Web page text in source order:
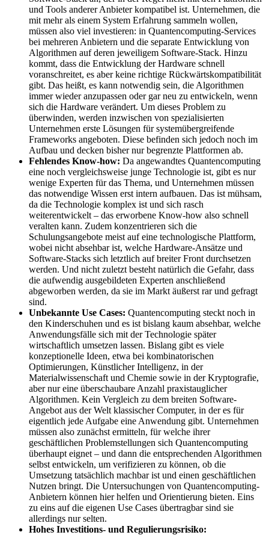
und Tools anderer Anbieter kompatibel ist. Unternehmen, die
mit mehr als einem System Erfahrung sammeln wollen,
müssen also viel investieren: in Quantencomputing-Services
bei mehreren Anbietern und die separate Entwicklung von
Algorithmen auf deren jeweiligem Software-Stack. Hinzu
kommt, dass die Entwicklung der Hardware schnell
voranschreitet, es aber keine richtige Rückwärtskompatibilität
gibt. Das heißt, es kann notwendig sein, die Algorithmen
immer wieder anzupassen oder gar neu zu entwickeln, wenn
sich die Hardware verändert. Um dieses Problem zu
überwinden, werden inzwischen von spezialisierten
Unternehmen erste Lösungen für systemübergreifende
Frameworks angeboten. Diese befinden sich jedoch noch im
Aufbau und decken bisher nur begrenzte Plattformen ab.
Fehlendes Know-how: Da angewandtes Quantencomputing
eine noch vergleichsweise junge Technologie ist, gibt es nur
wenige Experten für das Thema, und Unternehmen müssen
das notwendige Wissen erst intern aufbauen. Das ist mühsam,
da die Technologie komplex ist und sich rasch
weiterentwickelt – das erworbene Know-how also schnell
veralten kann. Zudem konzentrieren sich die
Schulungsangebote meist auf eine technologische Plattform,
wobei nicht absehbar ist, welche Hardware-Ansätze und
Software-Stacks sich letztlich auf breiter Front durchsetzen
werden. Und nicht zuletzt besteht natürlich die Gefahr, dass
die aufwendig ausgebildeten Experten anschließend
abgeworben werden, da sie im Markt äußerst rar und gefragt
sind.
Unbekannte Use Cases: Quantencomputing steckt noch in
den Kinderschuhen und es ist bislang kaum absehbar, welche
Anwendungsfälle sich mit der Technologie später
wirtschaftlich umsetzen lassen. Bislang gibt es viele
konzeptionelle Ideen, etwa bei kombinatorischen
Optimierungen, Künstlicher Intelligenz, in der
Materialwissenschaft und Chemie sowie in der Kryptografie,
aber nur eine überschaubare Anzahl praxistauglicher
Algorithmen. Kein Vergleich zu dem breiten Software-
Angebot aus der Welt klassischer Computer, in der es für
eigentlich jede Aufgabe eine Anwendung gibt. Unternehmen
müssen also zunächst ermitteln, für welche ihrer
geschäftlichen Problemstellungen sich Quantencomputing
überhaupt eignet – und dann die entsprechenden Algorithmen
selbst entwickeln, um verifizieren zu können, ob die
Umsetzung tatsächlich machbar ist und einen geschäftlichen
Nutzen bringt. Die Untersuchungen von Quantencomputing-
Anbietern können hier helfen und Orientierung bieten. Eins
zu eins auf die eigenen Use Cases übertragbar sind sie
allerdings nur selten.
Hohes Investitions- und Regulierungsrisiko: